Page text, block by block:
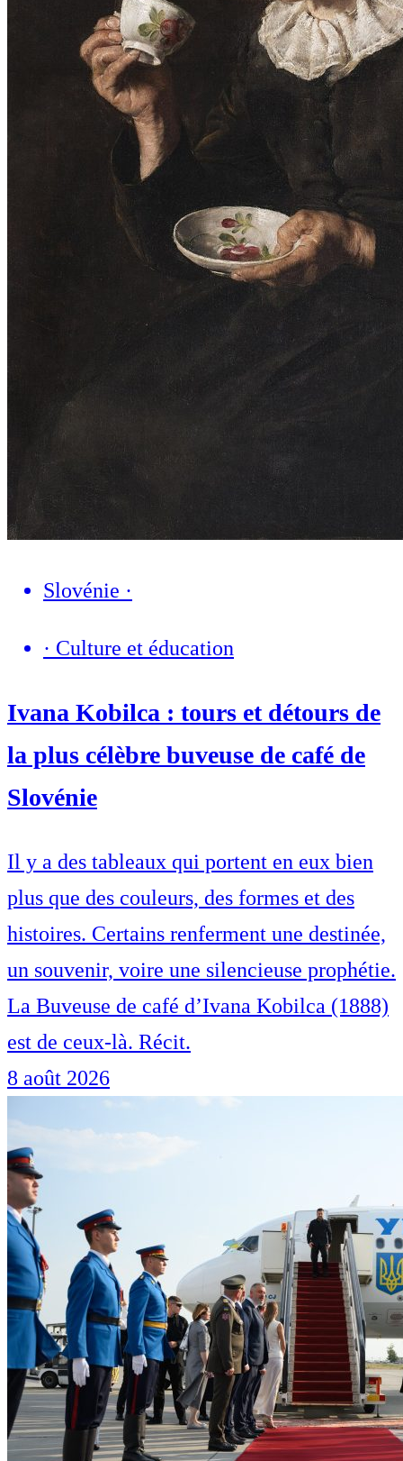
Slovénie ·
· Culture et éducation
Ivana Kobilca : tours et détours de
la plus célèbre buveuse de café de
Slovénie
Il y a des tableaux qui portent en eux bien
plus que des couleurs, des formes et des
histoires. Certains renferment une destinée,
un souvenir, voire une silencieuse prophétie.
La Buveuse de café d’Ivana Kobilca (1888)
est de ceux-là. Récit.
8 août 2026